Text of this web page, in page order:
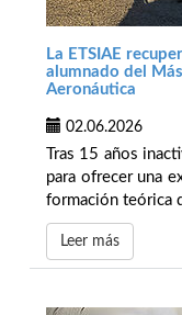
La ETSIAE
alumnado del
Aeronáutica
02.06.2026
Tras 15 años
para ofrecer una
formación teórica
Leer más